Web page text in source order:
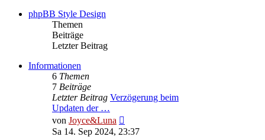
phpBB Style Design
Themen
Beiträge
Letzter Beitrag
Informationen
6 Themen
7 Beiträge
Letzter Beitrag Verzögerung beim
Updaten der …
von Joyce&Luna
Beitrag
Sa 14. Sep 2024, 23:37